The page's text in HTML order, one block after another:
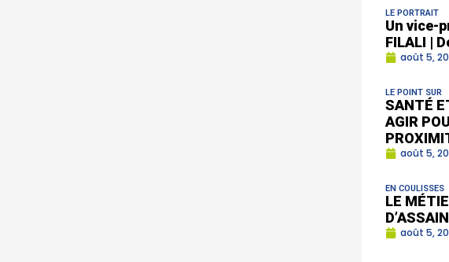
LE PORTRAIT
Un vice-
FILALI |
août 5,
LE POINT SUR
SANTÉ
AGIR
août 5,
EN COULISSES
LE
août 5,